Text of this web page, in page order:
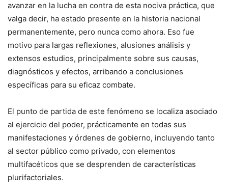
avanzar en la lucha en contra de esta nociva práctica, que
valga decir, ha estado presente en la historia nacional
permanentemente, pero nunca como ahora. Eso fue
motivo para largas reflexiones, alusiones análisis y
extensos estudios, principalmente sobre sus causas,
diagnósticos y efectos, arribando a conclusiones
específicas para su eficaz combate.
El punto de partida de este fenómeno se localiza asociado
al ejercicio del poder, prácticamente en todas sus
manifestaciones y órdenes de gobierno, incluyendo tanto
al sector público como privado, con elementos
multifacéticos que se desprenden de características
plurifactoriales.